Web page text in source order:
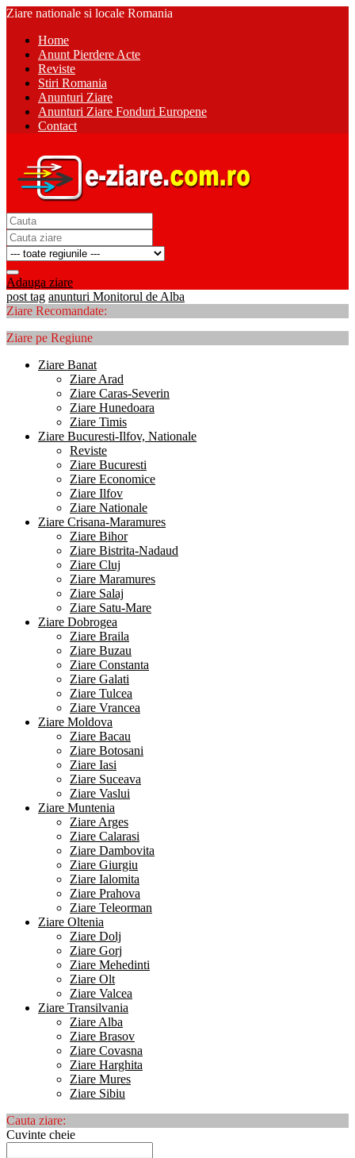
Ziare nationale si locale Romania
Home
Anunt Pierdere Acte
Reviste
Stiri Romania
Anunturi Ziare
Anunturi Ziare Fonduri Europene
Contact
Adauga ziare
post tag anunturi Monitorul de Alba
Ziare Recomandate:
Ziare pe Regiune
Ziare Banat
Ziare Arad
Ziare Caras-Severin
Ziare Hunedoara
Ziare Timis
Ziare Bucuresti-Ilfov, Nationale
Reviste
Ziare Bucuresti
Ziare Economice
Ziare Ilfov
Ziare Nationale
Ziare Crisana-Maramures
Ziare Bihor
Ziare Bistrita-Nadaud
Ziare Cluj
Ziare Maramures
Ziare Salaj
Ziare Satu-Mare
Ziare Dobrogea
Ziare Braila
Ziare Buzau
Ziare Constanta
Ziare Galati
Ziare Tulcea
Ziare Vrancea
Ziare Moldova
Ziare Bacau
Ziare Botosani
Ziare Iasi
Ziare Suceava
Ziare Vaslui
Ziare Muntenia
Ziare Arges
Ziare Calarasi
Ziare Dambovita
Ziare Giurgiu
Ziare Ialomita
Ziare Prahova
Ziare Teleorman
Ziare Oltenia
Ziare Dolj
Ziare Gorj
Ziare Mehedinti
Ziare Olt
Ziare Valcea
Ziare Transilvania
Ziare Alba
Ziare Brasov
Ziare Covasna
Ziare Harghita
Ziare Mures
Ziare Sibiu
Cauta ziare:
Cuvinte cheie